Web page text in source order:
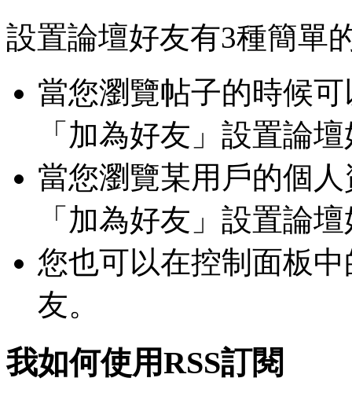
設置論壇好友有3種簡單
當您瀏覽帖子的時候
「加為好友」設置論
當您瀏覽某用戶的個
「加為好友」設置論
您也可以在控制面板
友。
我如何使用RSS訂閱